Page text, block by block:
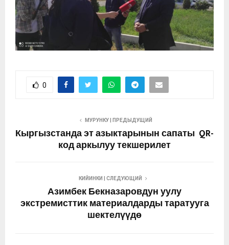
0
МУРУНКУ | ПРЕДЫДУЩИЙ
Кыргызстанда эт азыктарынын сапаты QR-
код аркылуу текшерилет
КИЙИНКИ | СЛЕДУЮЩИЙ
Азимбек Бекназаровдун уулу
экстремисттик материалдарды таратууга
шектелүүдө